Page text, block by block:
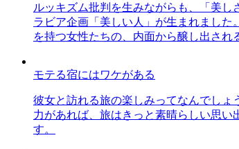
ルッキズム批判を生みながらも、「美
ラビア企画「美しい人」が生まれまし
を持つ女性たちの、内面から醸し出され
モテる宿にはワケがある
彼女と訪れる旅の楽しみってなんでし
力があれば、旅はきっと素晴らしい思い
す。